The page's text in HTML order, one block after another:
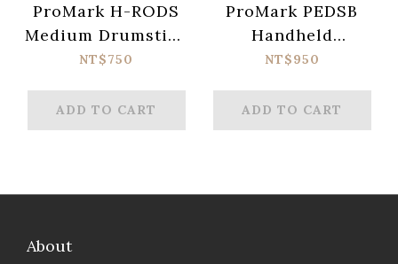
ProMark H-RODS
Medium Drumstick
Bundle (19
NT$750
ADD TO CART
ProMark PEDSB
Handheld
Drumstick Bag.
NT$950
ADD TO CART
About